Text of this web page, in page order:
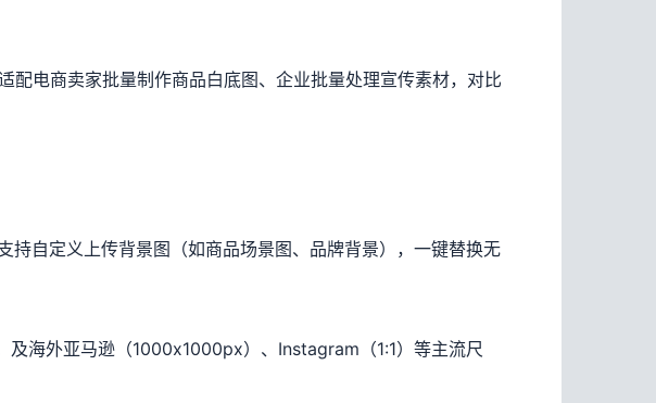
电商卖家批量制作商品白底图、企业批量处理宣传素材，对比
自定义上传背景图（如商品场景图、品牌背景），一键替换无
海外亚马逊（1000x1000px）、Instagram（1:1）等主流尺